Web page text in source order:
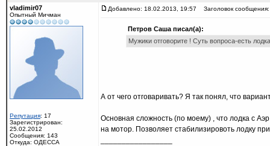
vladimir07
Опытный Мичман
Репутация: 17
Зарегистрирован:
25.02.2012
Сообщения: 143
Откуда: ОДЕССА
Добавлено: 18.02.2013, 19:57 Заголовок
Петров Саша писал(а):
Мужики отговорите ! Суть вопроса-есть
А от чего отговаривать? Я так понял, что
Основная сложность (по моему) , что лодка с
на мотор. Позволяет стабилизировоть лодку